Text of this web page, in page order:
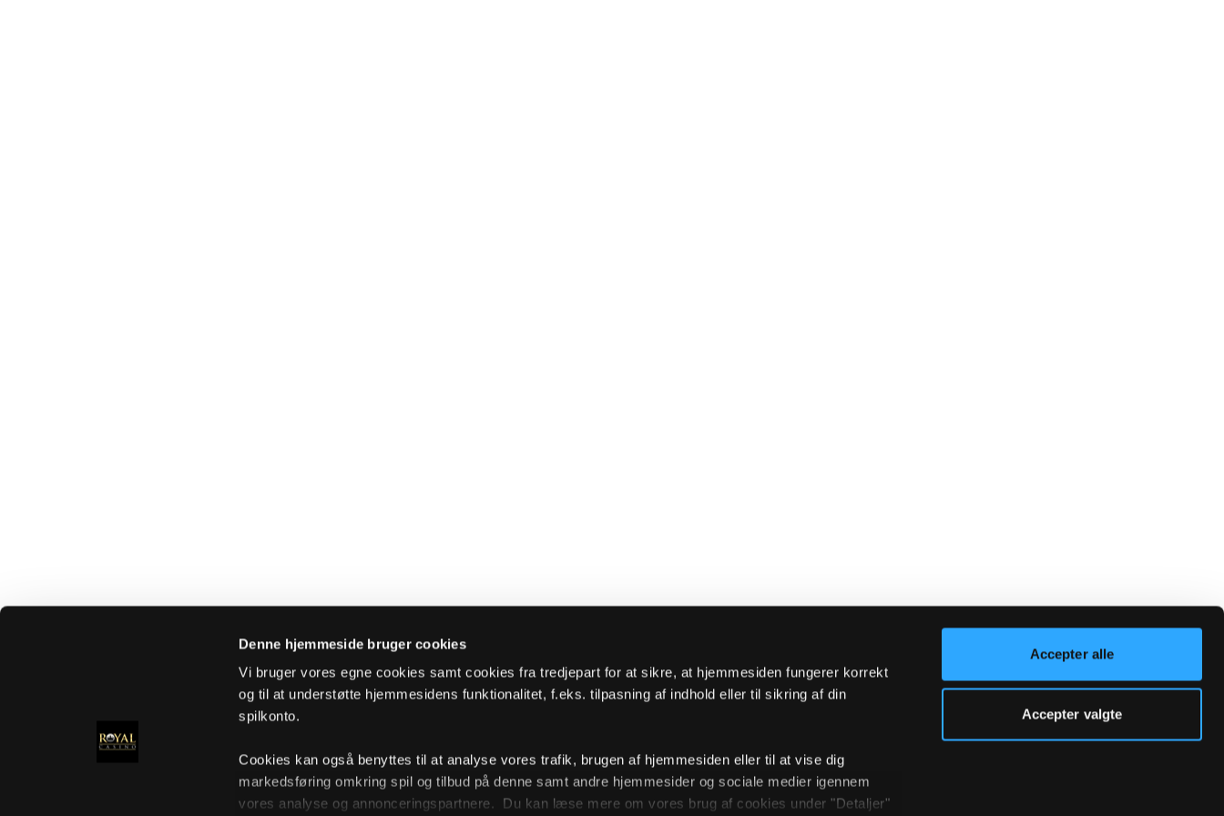
Denne hjemmeside bruger cookies
Vi bruger vores egne cookies samt cookies fra tredjepart for at sikre, at hjemmesiden fungerer korrekt
og til at understøtte hjemmesidens funktionalitet, f.eks. tilpasning af indhold eller til sikring af din
spilkonto.
Cookies kan også benyttes til at analyse vores trafik, brugen af hjemmesiden eller til at vise dig
markedsføring omkring spil og tilbud på denne samt andre hjemmesider og sociale medier igennem
vores analyse og annonceringspartnere. Du kan læse mere om vores brug af cookies under "Detaljer"
Accepter alle
Accepter valgte